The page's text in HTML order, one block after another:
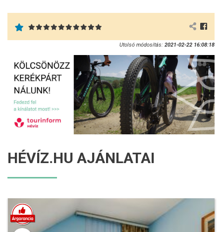
Utolsó módosítás: 2021-02-22 16:08:18
HÉVÍZ.HU AJÁNLATAI